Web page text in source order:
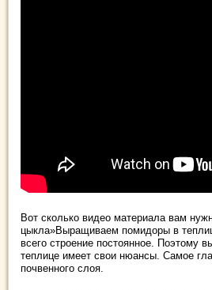
Вот сколько видео материала вам
цыкла»Выращиваем помидоры в
всего строение постоянное. Поэтому
теплице имеет свои нюансы. Самое
почвенного слоя.